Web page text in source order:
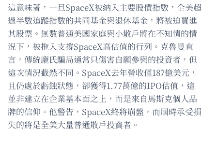
這意味著，一旦SpaceX被納入主要股價指數，全美超
過半數追蹤指數的共同基金與退休基金，將被迫買進
其股票。無數普通美國家庭與小散戶將在不知情的情
況下，被拖入支撐SpaceX高估值的行列。克魯曼直
言，傳統龐氏騙局通常只傷害自願參與的投資者，但
這次情況截然不同。SpaceX去年營收僅187億美元，
且仍處於虧蝕狀態，卻獲得1.77萬億的IPO估值，這
並非建立在企業基本面之上，而是來自馬斯克個人品
牌的信仰。他警告，SpaceX終將崩盤，而屆時承受損
失的將是全美大量普通散戶投資者。